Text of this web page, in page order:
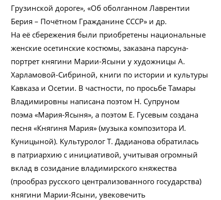
Грузинской дороге», «Об оболганном Лаврентии
Берия – Почётном Гражданине СССР» и др.
На её сбережения были приобретены национальные
женские осетинские костюмы, заказана парсуна-
портрет княгини Марии-Ясыни у художницы А.
Харламовой-Сибриной, книги по истории и культуры
Кавказа и Осетии. В частности, по просьбе Тамары
Владимировны написана поэтом Н. Супруном
поэма «Мария-Ясыня», а поэтом Е. Гусевым создана
песня «Княгиня Мария» (музыка композитора И.
Куницыной). Культуролог Т. Дадианова обратилась
в патриархию с инициативой, учитывая огромный
вклад в созидание владимирского княжества
(прообраз русского централизованного государства)
княгини Марии-Ясыни, увековечить